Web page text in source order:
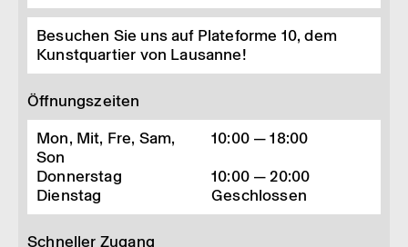
Besuchen Sie uns auf Plateforme 10, dem
Kunstquartier von Lausanne!
Öffnungszeiten
Mon, Mit, Fre, Sam,
Son
10:00 — 18:00
Donnerstag
10:00 — 20:00
Dienstag
Geschlossen
Schneller Zugang